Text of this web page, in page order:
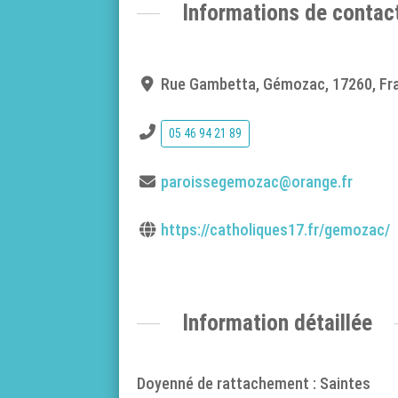
Informations de
Rue Gambetta, Gémozac, 17260,
05 46 94 21 89
paroissegemozac@orange.fr
https://catholiques17.fr/gemozac/
Information détaillée
Doyenné de rattachement : Saintes